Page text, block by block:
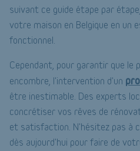
suivant ce guide étape par
votre maison en Belgique en un
fonctionnel.
Cependant, pour garantir que le
encombre, l'intervention d'un
être inestimable. Des experts
concrétiser vos rêves de
et satisfaction. N'hésitez pas à
dès aujourd'hui pour faire de